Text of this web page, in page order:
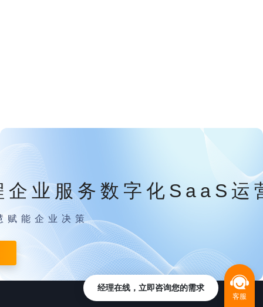
企业服务数字化SaaS运
赋能企业决策
客服
经理在线，立即咨询您的需求